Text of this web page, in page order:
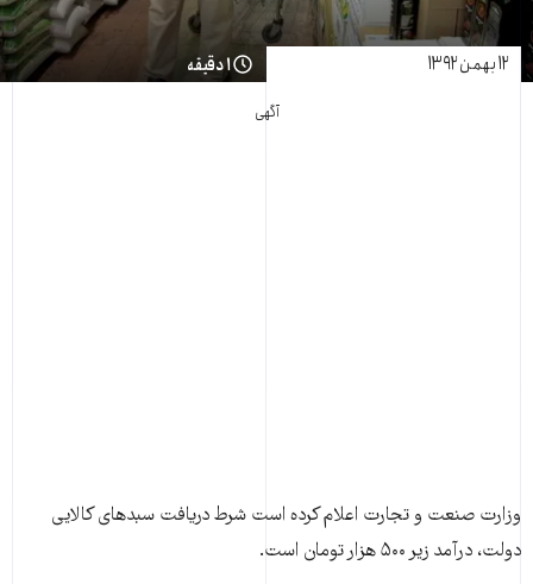
۱۲ بهمن ۱۳۹۲ ۱ دقیقه
آگهی
وزارت صنعت و تجارت اعلام کرده است شرط دریافت سبدهای کالایی
دولت، درآمد زیر ۵۰۰ هزار تومان است.